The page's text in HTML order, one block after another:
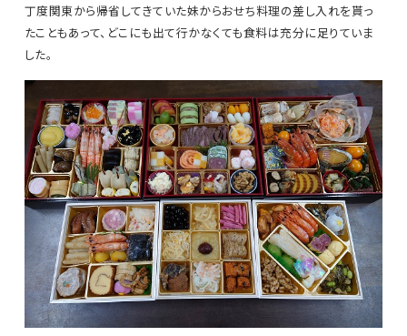
丁度関東から帰省してきていた妹からおせち料理の差し入れを貰っ
たこともあって、どこにも出て行かなくても食料は充分に足りていま
した。